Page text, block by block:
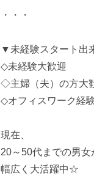
・・・
▼未経験スタート出
◇未経験大歓迎
◇主婦（夫）の方大
◇オフィスワーク経
現在、
20～50代までの男女
幅広く大活躍中☆